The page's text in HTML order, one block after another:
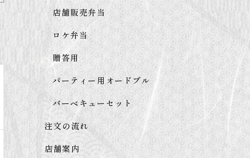
店舗販売弁当
ロケ弁当
贈答用
パーティー用オードブル
バーベキューセット
注文の流れ
店舗案内